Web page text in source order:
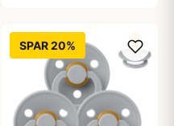
SPAR 20%